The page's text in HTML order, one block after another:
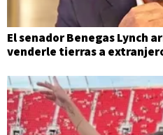
El senador Benegas Lynch
venderle tierras a